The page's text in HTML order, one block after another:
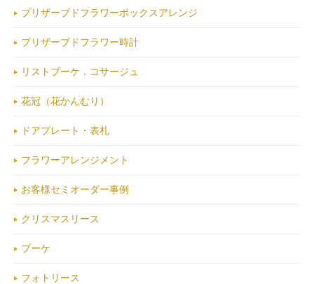
プリザーブドフラワーボックスアレンジ
プリザーブドフラワー時計
リストブーケ．コサージュ
花冠（花かんむり）
ドアプレート・表札
フラワーアレンジメント
お客様セミオーダー事例
クリスマスリース
ブーケ
フォトリース